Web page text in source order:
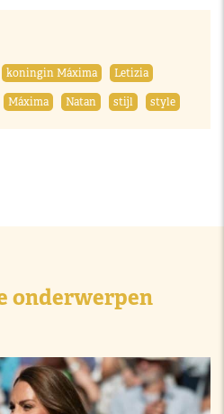
koningin Máxima
Letizia
Máxima Natan stijl style
onderwerpen